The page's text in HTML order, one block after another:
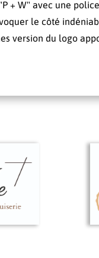
+ W" avec une
le côté
version du logo